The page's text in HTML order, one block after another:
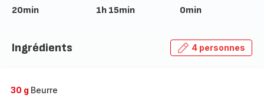
20min 1h 15min 0min
Ingrédients 4 personnes
30 g Beurre